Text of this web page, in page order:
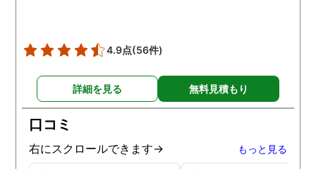
務所に関しても調べてく
ていて、周りの人たちの
かげで夫と離婚ができそ
4.9点(56件)
詳細を見る 無料見積もり
口コミ
右にスクロールできます→ もっと見る